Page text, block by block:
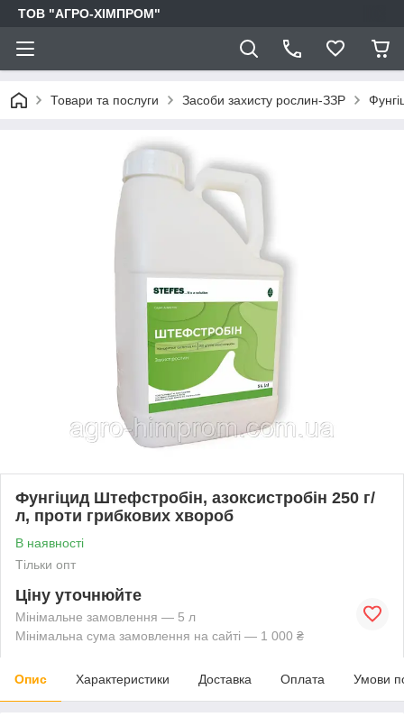
ТОВ "АГРО-ХІМПРОМ"
Товари та послуги Засоби захисту рослин-ЗЗР
Фунгіцид Штефстробін, азоксистробін 250 г/
л, проти грибкових хвороб
В наявності
Тільки опт
Ціну уточнюйте
Мінімальне замовлення — 5 л
Мінімальна сума замовлення на сайті — 1 000 ₴
Опис Характеристики Доставка Оплата Умови